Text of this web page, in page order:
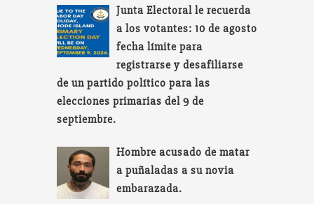
Junta Electoral le recuerda
a los votantes: 10 de agosto
fecha límite para
registrarse y desafiliarse
de un partido político para las
elecciones primarias del 9 de
septiembre.
Hombre acusado de matar
a puñaladas a su novia
embarazada.